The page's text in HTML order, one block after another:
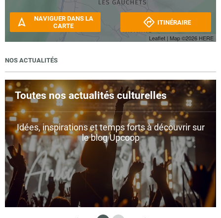
Leaflet | Map ©2026 HERE
NAVIGUER DANS LA
CARTE
ITINÉRAIRE
NOS ACTUALITÉS
Toutes nos actualités culturelles
Idées, inspirations et temps forts à découvrir sur
le blog Upcoop